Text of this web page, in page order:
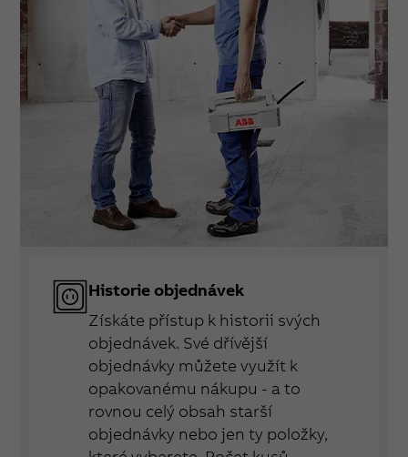
Historie objednávek
Získáte přístup k historii svých
objednávek. Své dřívější
objednávky můžete využít k
opakovanému nákupu - a to
rovnou celý obsah starší
objednávky nebo jen ty položky,